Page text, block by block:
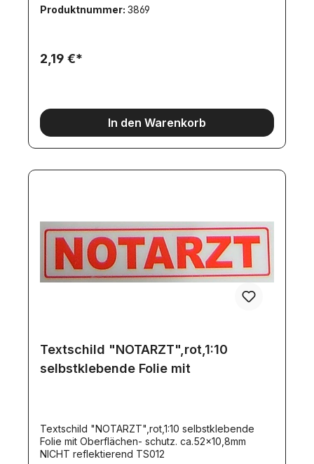
Produktnummer: 3869
2,19 €*
In den Warenkorb
Textschild "NOTARZT",rot,1:10
selbstklebende Folie mit
Textschild "NOTARZT",rot,1:10 selbstklebende
Folie mit Oberflächen- schutz. ca.52x10,8mm
NICHT reflektierend TS012